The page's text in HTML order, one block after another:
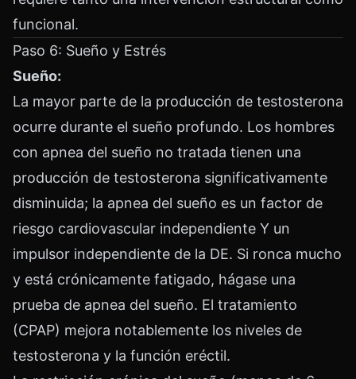
funcional.
Paso 6: Sueño y Estrés
Sueño:
La mayor parte de la producción de testosterona
ocurre durante el sueño profundo. Los hombres
con apnea del sueño no tratada tienen una
producción de testosterona significativamente
disminuida; la apnea del sueño es un factor de
riesgo cardiovascular independiente Y un
impulsor independiente de la DE. Si ronca mucho
y está crónicamente fatigado, hágase una
prueba de apnea del sueño. El tratamiento
(CPAP) mejora notablemente los niveles de
testosterona y la función eréctil.